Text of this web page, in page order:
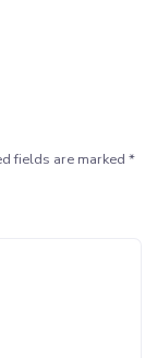
fields are marked *